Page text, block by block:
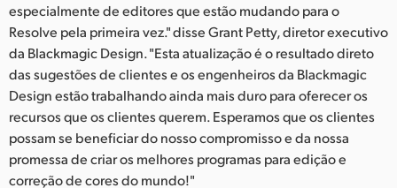
especialmente de editores que estão mudando para o
Resolve pela primeira vez." disse Grant Petty, diretor executivo
da Blackmagic Design. "Esta atualização é o resultado direto
das sugestões de clientes e os engenheiros da Blackmagic
Design estão trabalhando ainda mais duro para oferecer os
recursos que os clientes querem. Esperamos que os clientes
possam se beneficiar do nosso compromisso e da nossa
promessa de criar os melhores programas para edição e
correção de cores do mundo!"